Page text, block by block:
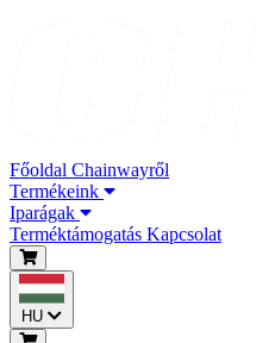
Főoldal Chainwayről
Termékeink
Iparágak
Terméktámogatás Kapcsolat
HU